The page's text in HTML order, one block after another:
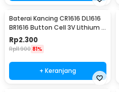
Baterai Kancing CR1616 DL1616
BR1616 Button Cell 3V Lithium 1
PCS
Rp2.300
Rp11.900 81%
+ Keranjang